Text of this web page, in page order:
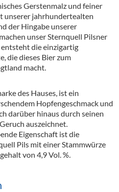
Gerstenmalz und feiner
unserer jahrhundertealten
der Hingabe unserer
unser Sternquell Pilsner
die einzigartig
die dieses Bier zum
macht.
des Hauses, ist ein
Hopfengeschmack und
darüber hinaus durch seinen
auszeichnet.
Eigenschaft ist die
Pils mit einer Stammwürze
von 4,9 Vol. %.